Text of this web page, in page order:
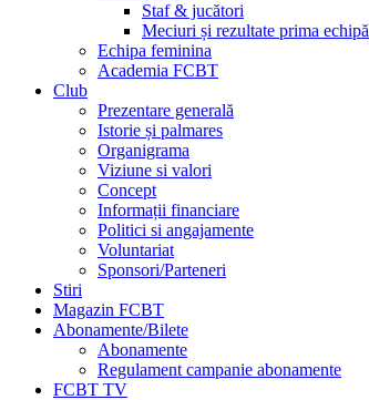
Staf & jucători
Meciuri și rezultate prima echipă
Echipa feminina
Academia FCBT
Club
Prezentare generală
Istorie și palmares
Organigrama
Viziune si valori
Concept
Informații financiare
Politici si angajamente
Voluntariat
Sponsori/Parteneri
Stiri
Magazin FCBT
Abonamente/Bilete
Abonamente
Regulament campanie abonamente
FCBT TV